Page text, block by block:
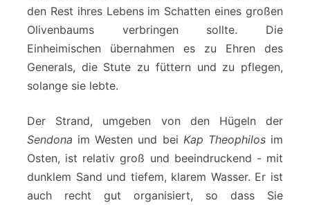
den Rest ihres Lebens im Schatten eines großen
Olivenbaums verbringen sollte. Die
Einheimischen übernahmen es zu Ehren des
Generals, die Stute zu füttern und zu pflegen,
solange sie lebte.
Der Strand, umgeben von den Hügeln der
Sendona im Westen und bei Kap Theophilosim
Osten, ist relativ groß und beeindruckend - mit
dunklem Sand und tiefem, klarem Wasser. Er ist
auch recht gut organisiert, so dass Sie